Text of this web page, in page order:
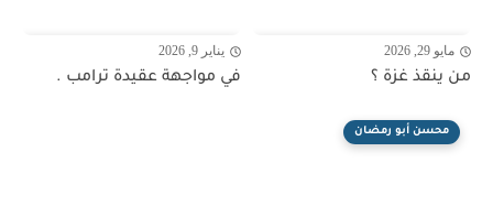
مايو 29, 2026
من ينقذ غزة ؟
يناير 9, 2026
في مواجهة عقيدة ترامب .
محسن أبو رمضان